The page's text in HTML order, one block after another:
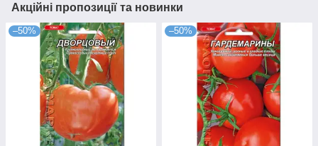
Акційні пропозиції та новинки
–50% –50%